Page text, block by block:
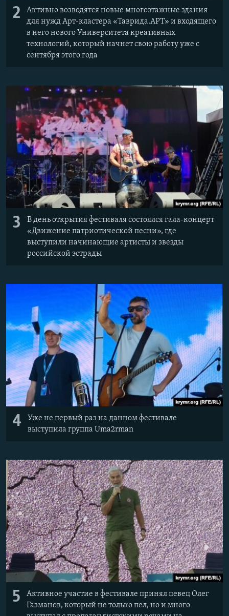
2
Активно возводятся новые многоэтажные здания
для нужд Арт-кластера «Таврида.АРТ» и входящего
в него нового Университета креативных
технологий, который начнет свою работу уже с
сентября этого года
3
В день открытия фестиваля состоялся гала-концерт
«Движение патриотической песни», где
выступили начинающие артисты и звезды
российской эстрады
4
Уже не первый раз на данном фестивале
выступила группа Uma2rman
5
Активное участие в фестивале принял певец Олег
Газманов, который не только пел, но и много